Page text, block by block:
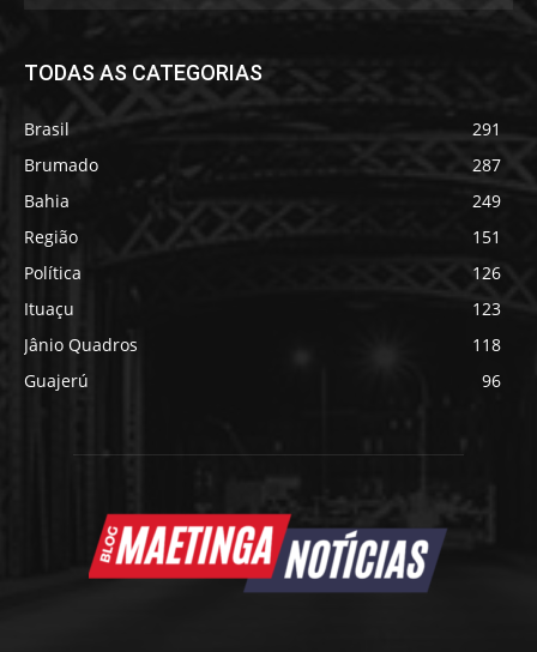
TODAS AS CATEGORIAS
Brasil
291
Brumado
287
Bahia
249
Região
151
Política
126
Ituaçu
123
Jânio Quadros
118
Guajerú
96